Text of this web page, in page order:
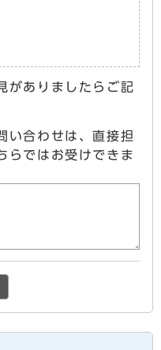
がありましたらご記
い合わせは、直接担
らではお受けできま